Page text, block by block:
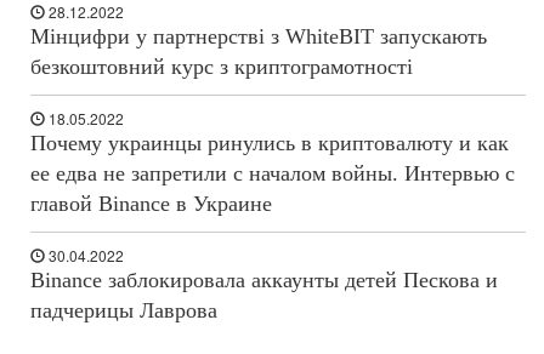
28.12.2022
Мінцифри у партнерстві з WhiteBIT запускають
безкоштовний курс з криптограмотності
18.05.2022
Почему украинцы ринулись в криптовалюту и как
ее едва не запретили с началом войны. Интервью с
главой Binance в Украине
30.04.2022
Binance заблокировала аккаунты детей Пескова и
падчерицы Лаврова